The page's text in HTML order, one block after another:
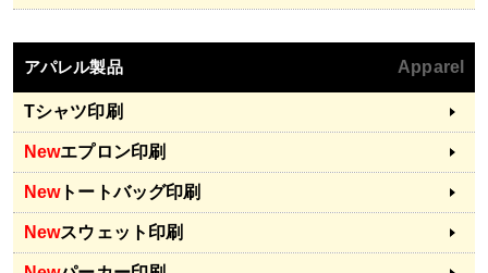
アパレル製品 Apparel
Tシャツ印刷
Newエプロン印刷
Newトートバッグ印刷
Newスウェット印刷